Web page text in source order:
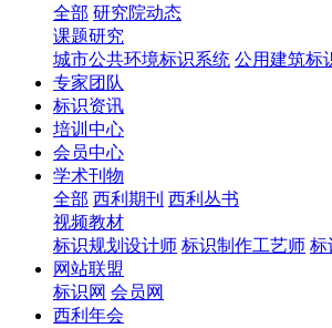
全部 研究院动态
课题研究
城市公共环境标识系统 公用建筑标
专家团队
标识资讯
培训中心
会员中心
学术刊物
全部 西利期刊 西利丛书
视频教材
标识规划设计师 标识制作工艺师 标
网站联盟
标识网 会员网
西利年会